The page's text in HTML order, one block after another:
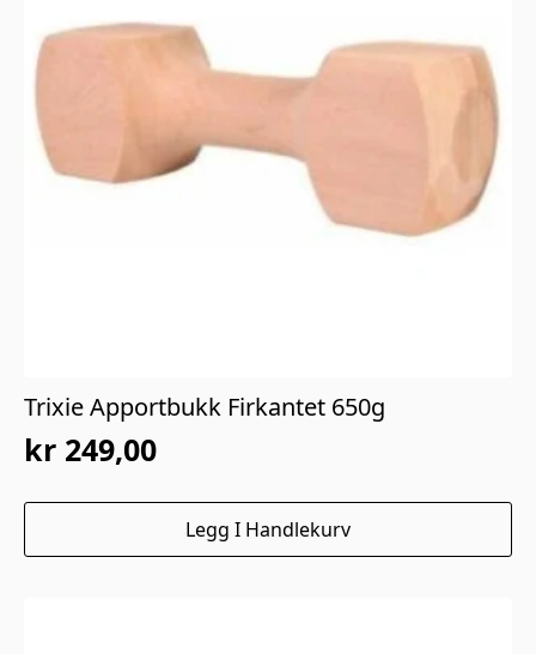
Trixie Apportbukk Firkantet 650g
kr 249,00
Legg I Handlekurv